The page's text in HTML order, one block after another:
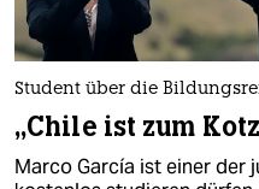
Student über die
„Chile ist zum
Marco García ist einer der